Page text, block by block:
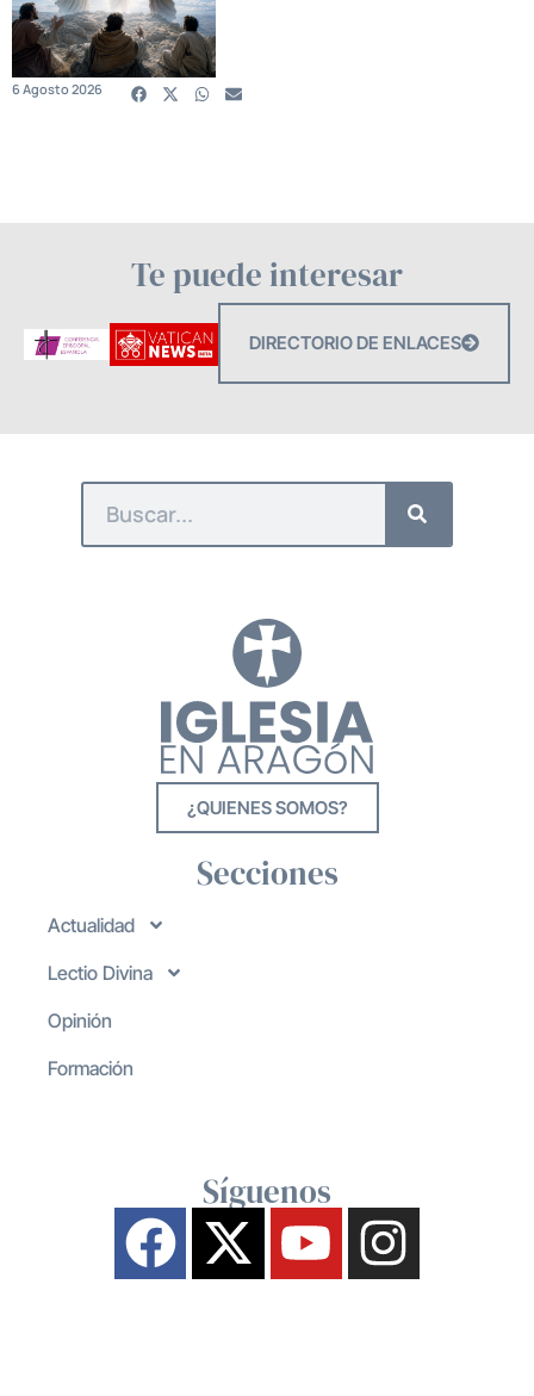
6 Agosto 2026
Te puede interesar
DIRECTORIO DE ENLACES
¿QUIENES SOMOS?
Secciones
Actualidad
Lectio Divina
Opinión
Formación
Síguenos